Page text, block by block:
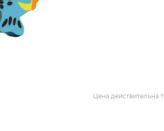
Цена действительна